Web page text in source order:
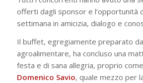
offerti dagli sponsor e l’opportunità
settimana in amicizia, dialogo e
Il buffet, egregiamente preparato
agroalimentare, ha concluso una
festa e di sana allegria, proprio
Domenico Savio, quale mezzo per